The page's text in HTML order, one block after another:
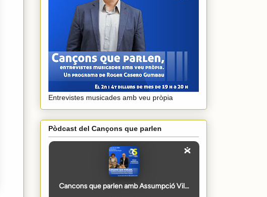
Entrevistes musicades amb veu pròpia
Pòdcast del Cançons que parlen